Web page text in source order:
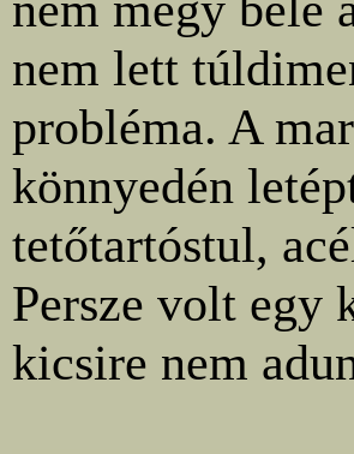
nem lett
probléma. A
könnyedén
tetőtartóstul,
Persze volt egy
kicsire nem